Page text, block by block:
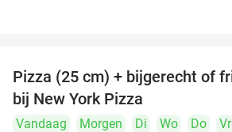
Pizza (25 cm) + bijgerecht of
bij New York Pizza
Vandaag Morgen Di Wo Do Vr